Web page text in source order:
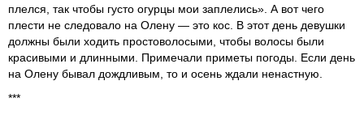
плелся, так чтобы густо огурцы мои заплелись». А вот чего
плести не следовало на Олену — это кос. В этот день девушки
должны были ходить простоволосыми, чтобы волосы были
красивыми и длинными. Примечали приметы погоды. Если день
на Олену бывал дождливым, то и осень ждали ненастную.
***